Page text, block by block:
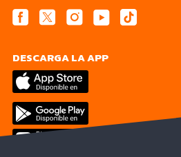
DESCARGA LA APP